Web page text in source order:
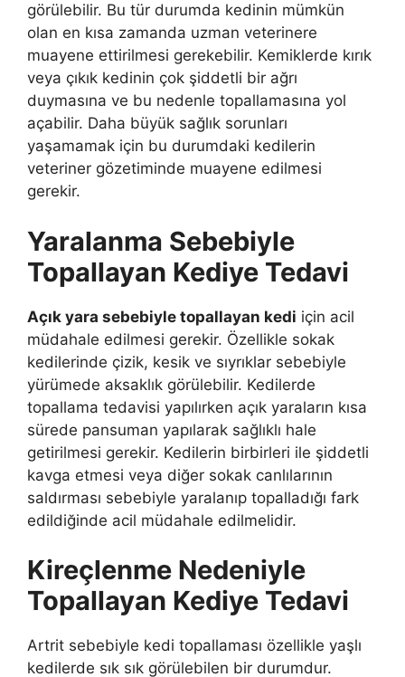
görülebilir. Bu tür durumda kedinin mümkün
olan en kısa zamanda uzman veterinere
muayene ettirilmesi gerekebilir. Kemiklerde kırık
veya çıkık kedinin çok şiddetli bir ağrı
duymasına ve bu nedenle topallamasına yol
açabilir. Daha büyük sağlık sorunları
yaşamamak için bu durumdaki kedilerin
veteriner gözetiminde muayene edilmesi
gerekir.
Yaralanma Sebebiyle
Topallayan Kediye Tedavi
Açık yara sebebiyle topallayan kedi için acil
müdahale edilmesi gerekir. Özellikle sokak
kedilerinde çizik, kesik ve sıyrıklar sebebiyle
yürümede aksaklık görülebilir. Kedilerde
topallama tedavisi yapılırken açık yaraların kısa
sürede pansuman yapılarak sağlıklı hale
getirilmesi gerekir. Kedilerin birbirleri ile şiddetli
kavga etmesi veya diğer sokak canlılarının
saldırması sebebiyle yaralanıp topalladığı fark
edildiğinde acil müdahale edilmelidir.
Kireçlenme Nedeniyle
Topallayan Kediye Tedavi
Artrit sebebiyle kedi topallaması özellikle yaşlı
kedilerde sık sık görülebilen bir durumdur.